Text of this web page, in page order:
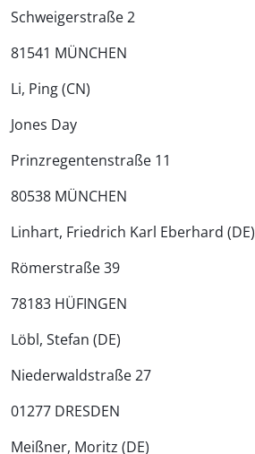
Schweigerstraße 2
81541 MÜNCHEN
Li, Ping (CN)
Jones Day
Prinzregentenstraße 11
80538 MÜNCHEN
Linhart, Friedrich Karl Eberhard (DE)
Römerstraße 39
78183 HÜFINGEN
Löbl, Stefan (DE)
Niederwaldstraße 27
01277 DRESDEN
Meißner, Moritz (DE)